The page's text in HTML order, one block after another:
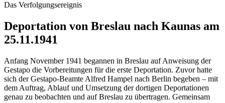
Das Verfolgungsereignis
Deportation von Breslau nach Kaunas am
25.11.1941
Anfang November 1941 begannen in Breslau auf Anweisung der
Gestapo die Vorbereitungen für die erste Deportation. Zuvor hatte
sich der Gestapo-Beamte Alfred Hampel nach Berlin begeben – mit
dem Auftrag, Ablauf und Umsetzung der dortigen Deportationen
genau zu beobachten und auf Breslau zu übertragen. Gemeinsam